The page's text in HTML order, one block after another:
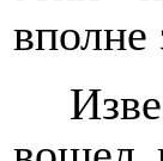
вполне